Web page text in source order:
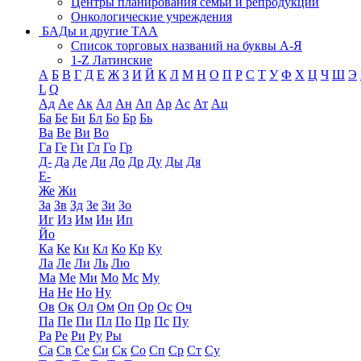
Онкологические учреждения
БАДы и другие ТАА
Список торговых названий на буквы А-Я
1-Z Латинские
А Б В Г Д Е Ж З И Й К Л М Н О П Р С Т У Ф Х Ц Ч Ш Э
L Q
Ад Ае Ак Ал Ан Ап Ар Ас Ат Ац
Ба Бе Би Бл Бо Бр Бь
Ва Ве Ви Во
Га Ге Ги Гл Го Гр
Д- Да Де Ди До Др Ду Ды Дя
Е-
Же Жи
За Зв Зд Зе Зи Зо
Иг Из Им Ин Ип
Йо
Ка Ке Ки Кл Ко Кр Ку
Ла Ле Ли Ль Лю
Ма Ме Ми Мо Мс Му
На Не Но Ну
Ов Ок Ол Ом Оп Ор Ос Оч
Па Пе Пи Пл По Пр Пс Пу
Ра Ре Ри Ру Ры
Са Св Се Си Ск Со Сп Ср Ст Су